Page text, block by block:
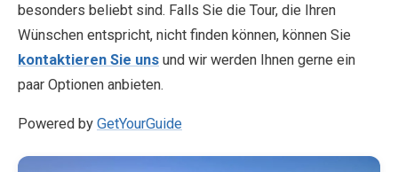
besonders beliebt sind. Falls Sie die Tour, die Ihren
Wünschen entspricht, nicht finden können, können Sie
kontaktieren Sie uns und wir werden Ihnen gerne ein
paar Optionen anbieten.
Powered by GetYourGuide